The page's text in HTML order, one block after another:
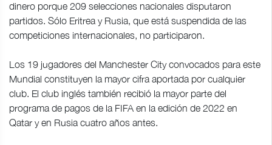
dinero porque 209 selecciones nacionales disputaron
partidos. Sólo Eritrea y Rusia, que está suspendida de las
competiciones internacionales, no participaron.
Los 19 jugadores del Manchester City convocados para este
Mundial constituyen la mayor cifra aportada por cualquier
club. El club inglés también recibió la mayor parte del
programa de pagos de la FIFA en la edición de 2022 en
Qatar y en Rusia cuatro años antes.